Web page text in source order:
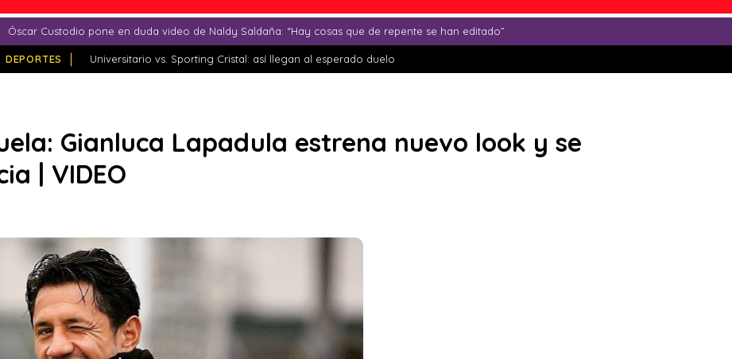
Óscar Custodio pone en duda video de Naldy Saldaña: “Hay cosas que de repente se han editado”
DEPORTES Universitario vs. Sporting Cristal: así llegan al esperado duelo
Gianluca Lapadula estrena nuevo look y se
| VIDEO